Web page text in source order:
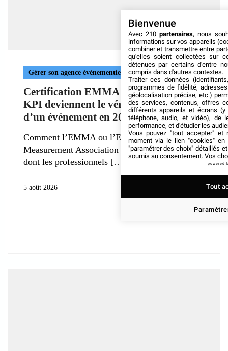
Gérer son agence événementielle
Certification EMMA : Pourquoi les
KPI deviennent le véritable livrable
d’un événement en 2026 ?
Comment l’EMMA ou l’Event Marketing
Measurement Association transforme la manière
dont les professionnels
5 août 2026
Bienvenue
Avec 210 partenaires, nous
informations sur vos appareils
combiner et transmettre entre
qu'elles soient collectées sur
détenues par certains d'entre
compris dans d'autres contextes.
Traiter ces données
programmes de fidélité,
géolocalisation précise, etc.)
des services, contenus, offres
différents appareils et écrans (y
téléphone, audio, et vidéo), de
performance, et d'étudier les
Vous pouvez "tout accepter" et
moment via le lien "cookies" en
"paramétrer des choix" détaillés
soumis au consentement. Vos
powered
Tout